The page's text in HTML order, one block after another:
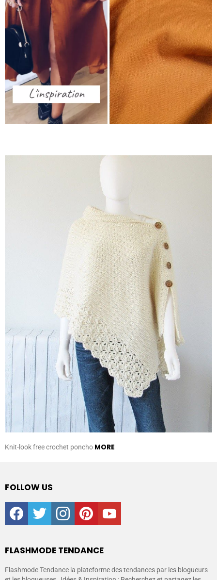
Knit-look free crochet poncho MORE
FOLLOW US
facebooktwitter instagrampinterestyoutube
FLASHMODE TENDANCE
Flashmode Tendance la plateforme des tendances par les blogueurs